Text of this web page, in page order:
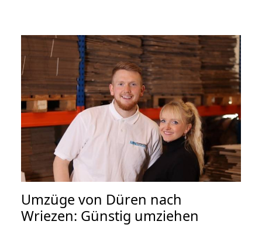
Umzüge von Düren nach
Wriezen: Günstig umziehen